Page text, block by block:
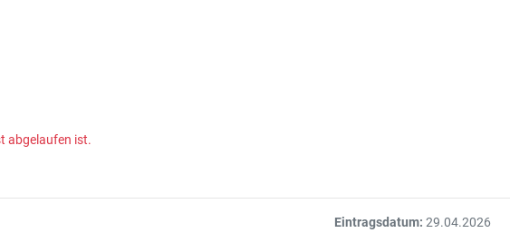
abgelaufen ist.
Eintragsdatum: 29.04.2026